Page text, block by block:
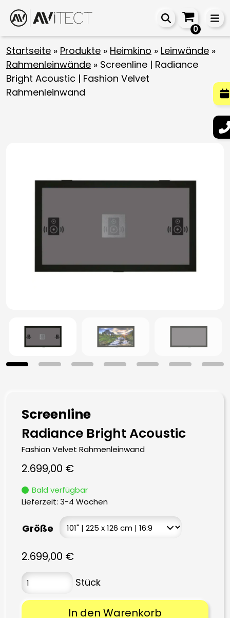
0
Startseite » Produkte » Heimkino » Leinwände »
Rahmenleinwände » Screenline | Radiance
Bright Acoustic | Fashion Velvet
Rahmenleinwand
Screenline
Radiance Bright Acoustic
Fashion Velvet Rahmenleinwand
2.699,00 €
Bald verfügbar
Lieferzeit: 3-4 Wochen
Größe
2.699,00 €
In den Warenkorb